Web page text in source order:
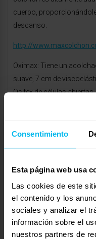
Consentimiento
Esta página web usa
Las cookies de este
el contenido y los
sociales y analizar el
información sobre el
nuestros partners de
cuerpo,
descanso.
http://
Oximax: Tiene un
suave, 7 cm de
Ositex de células abiertas.
http://
Serenità: El colchón
http://
Active: El colchon Active